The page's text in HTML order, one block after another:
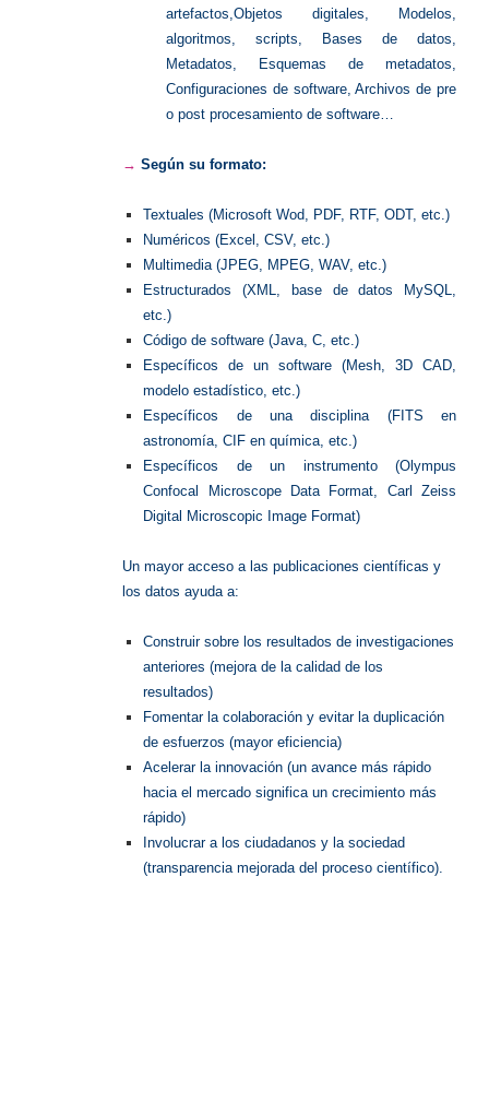
artefactos,Objetos digitales, Modelos,
algoritmos, scripts, Bases de datos,
Metadatos, Esquemas de metadatos,
Configuraciones de software, Archivos de pre
o post procesamiento de software…
→ Según su formato:
Textuales (Microsoft Wod, PDF, RTF, ODT, etc.)
Numéricos (Excel, CSV, etc.)
Multimedia (JPEG, MPEG, WAV, etc.)
Estructurados (XML, base de datos MySQL,
etc.)
Código de software (Java, C, etc.)
Específicos de un software (Mesh, 3D CAD,
modelo estadístico, etc.)
Específicos de una disciplina (FITS en
astronomía, CIF en química, etc.)
Específicos de un instrumento (Olympus
Confocal Microscope Data Format, Carl Zeiss
Digital Microscopic Image Format)
Un mayor acceso a las publicaciones científicas y
los datos ayuda a:
Construir sobre los resultados de investigaciones
anteriores (mejora de la calidad de los
resultados)
Fomentar la colaboración y evitar la duplicación
de esfuerzos (mayor eficiencia)
Acelerar la innovación (un avance más rápido
hacia el mercado significa un crecimiento más
rápido)
Involucrar a los ciudadanos y la sociedad
(transparencia mejorada del proceso científico).